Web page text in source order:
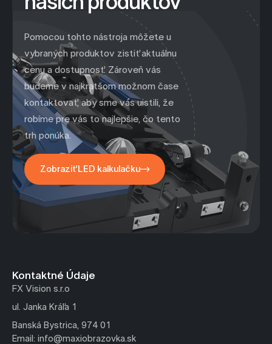
Pomocou tohto nástroja môžete u
vybraných produktov zistiť aktuálnu
cenu a dostupnosť. Zároveň vás
budeme v najkratšom možnom čase
kontaktovať, aby sme vás uistili, že
robíme pre vás to najlepšie, čo tento
trh ponúka.
Zobraziť LED kalkulačku
Kontaktné Údaje
FX Vision s.r.o
ul. Janka Kráľa 1
Banská Bystrica, 974 01
Email: info@maxiobrazovka.sk